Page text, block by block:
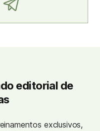
editorial de
exclusivos,